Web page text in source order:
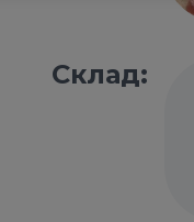
Склад: